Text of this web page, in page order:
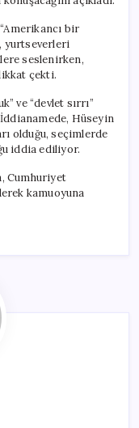
bir
yurtseverleri
seslenirken,
çekti.
ve “devlet sırrı”
Hüseyin
olduğu, seçimlerde
iddia ediliyor.
Cumhuriyet
kamuoyuna